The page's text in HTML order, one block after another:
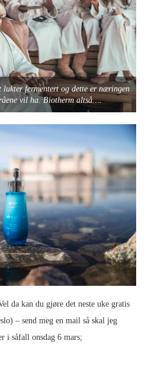
fermentert og dette er næringen
vil ha. Biotherm altså….
da kan du gjøre det neste uke gratis
– send meg en mail så skal jeg
i såfall onsdag 6 mars;